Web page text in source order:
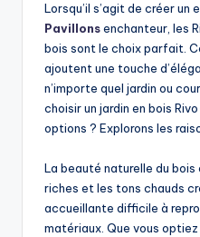
Lorsqu’il s’agit de créer un
Pavillonsenchanteur, les
bois sont le choix parfait.
ajoutent une touche
n’importe quel jardin ou
choisir un jardin en bois
options ? Explorons les
La beauté naturelle du
riches et les tons chauds
accueillante difficile à
matériaux. Que vous optiez